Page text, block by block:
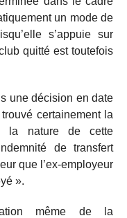
un mode de
s’appuie sur
quitté est toutefois
une décision en date
certainement la
la nature de cette
de transfert
que l’ex-employeur
».
même de la